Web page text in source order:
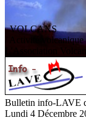
VOLCANS
/ Activité volcanique
ssociation V
Bulletin info-LAVE
Lundi 4 Décembre